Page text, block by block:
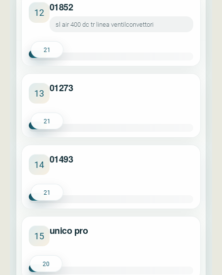
12 01852
sl air 400 dc tr linea ventilconvettori
21
13 01273
21
14 01493
21
15 unico pro
20